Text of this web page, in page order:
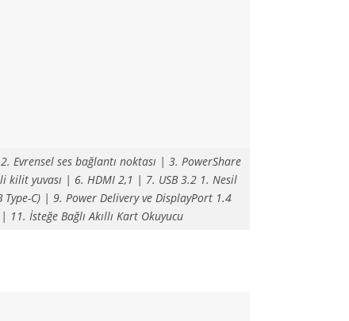
Evrensel ses bağlantı noktası | 3. PowerShare
kilit yuvası | 6. HDMI 2,1 | 7. USB 3.2 1. Nesil
C) | 9. Power Delivery ve DisplayPort 1.4
İsteğe Bağlı Akıllı Kart Okuyucu